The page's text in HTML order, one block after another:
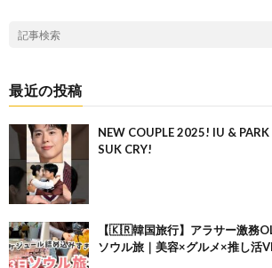
最近の投稿
NEW COUPLE 2025! IU &
SUK CRY!
【🇰🇷韓国旅行】アラサー激務
ソウル旅｜美容×グルメ×推し活